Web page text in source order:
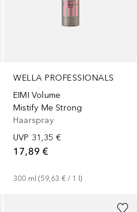
WELLA PROFESSIONALS
EIMI Volume
Mistify Me Strong
Haarspray
UVP 31,35 €
17,89 €
300 ml (59,63 € / 1 l)